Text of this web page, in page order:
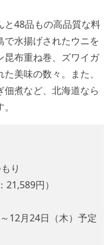
と48品もの高品質な料
水揚げされたウニを
昆布重ね巻、ズワイガ
美味の数々。また、
煮など、北海道なら
り
円）
12月24日（木）予定